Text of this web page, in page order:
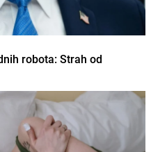
robota: Strah od